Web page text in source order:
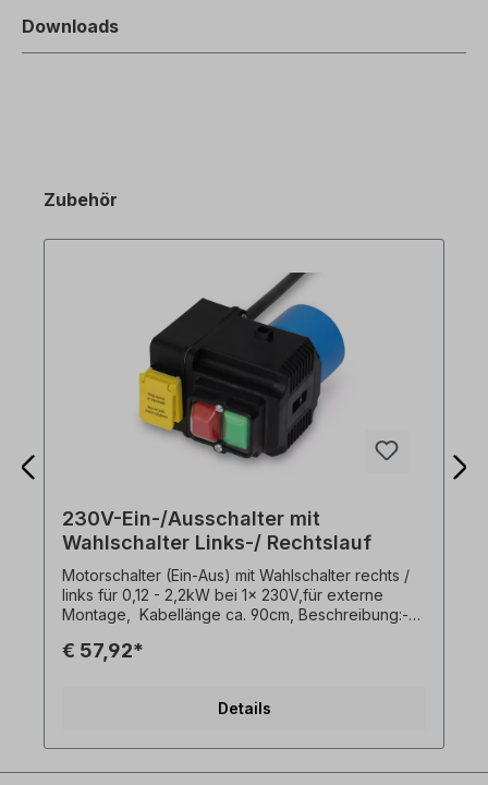
Downloads
Zubehör
230V-Ein-/Ausschalter mit
Wahlschalter Links-/ Rechtslauf
Motorschalter (Ein-Aus) mit Wahlschalter rechts /
links für 0,12 - 2,2kW bei 1x 230V,für externe
Montage, Kabellänge ca. 90cm, Beschreibung:-
1x230V,- Umgebungstemperatur -5°C bis +40°C-
€ 57,92*
Details